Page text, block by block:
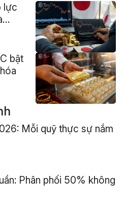
lực
bật
Mỗi quỹ thực sự nắm
Phân phối 50% không